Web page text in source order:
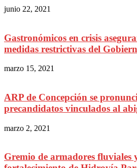
junio 22, 2021
Gastronómicos en crisis
medidas restrictivas del
marzo 15, 2021
ARP de Concepción se
precandidatos vinculados al
marzo 2, 2021
Gremio de armadores fluviales